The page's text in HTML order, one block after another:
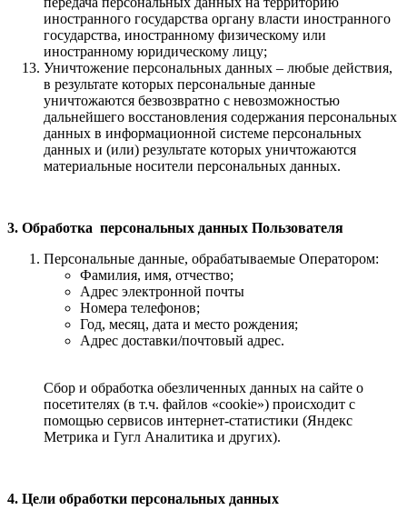
иностранного государства органу власти иностранного
государства, иностранному физическому или
иностранному юридическому лицу;
Уничтожение персональных данных – любые действия,
в результате которых персональные данные
уничтожаются безвозвратно с невозможностью
дальнейшего восстановления содержания персональных
данных в информационной системе персональных
данных и (или) результате которых уничтожаются
материальные носители персональных данных.
3. Обработка персональных данных Пользователя
Персональные данные, обрабатываемые Оператором:
Фамилия, имя, отчество;
Адрес электронной почты
Номера телефонов;
Год, месяц, дата и место рождения;
Адрес доставки/почтовый адрес.
Сбор и обработка обезличенных данных на сайте о
посетителях (в т.ч. файлов «cookie») происходит с
помощью сервисов интернет-статистики (Яндекс
Метрика и Гугл Аналитика и других).
4. Цели обработки персональных данных